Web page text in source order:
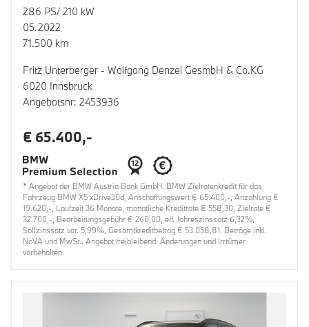
286 PS/ 210 kW
05.2022
71.500 km
Fritz Unterberger - Wolfgang Denzel GesmbH & Co.KG
6020 Innsbruck
Angebotsnr: 2453936
€ 65.400,-
* Angebot der BMW Austria Bank GmbH. BMW Zielratenkredit für das
Fahrzeug BMW X5 xDrive30d, Anschaffungswert € 65.400,-, Anzahlung €
19.620,-, Laufzeit 36 Monate, monatliche Kreditrate € 558,30, Zielrate €
32.700,-, Bearbeitungsgebühr € 260,00, eff. Jahreszinssatz 6,32%,
Sollzinssatz var. 5,99%, Gesamtkreditbetrag € 53.058,81. Beträge inkl.
NoVA und MwSt.. Angebot freibleibend. Änderungen und Irrtümer
vorbehalten.